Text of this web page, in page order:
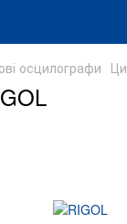
осцилографи